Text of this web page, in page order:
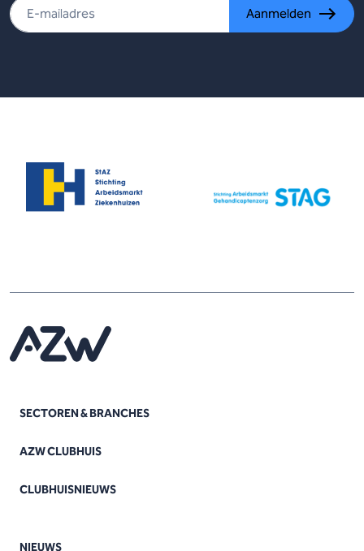
Aanmelden
SECTOREN & BRANCHES
AZW CLUBHUIS
CLUBHUISNIEUWS
NIEUWS